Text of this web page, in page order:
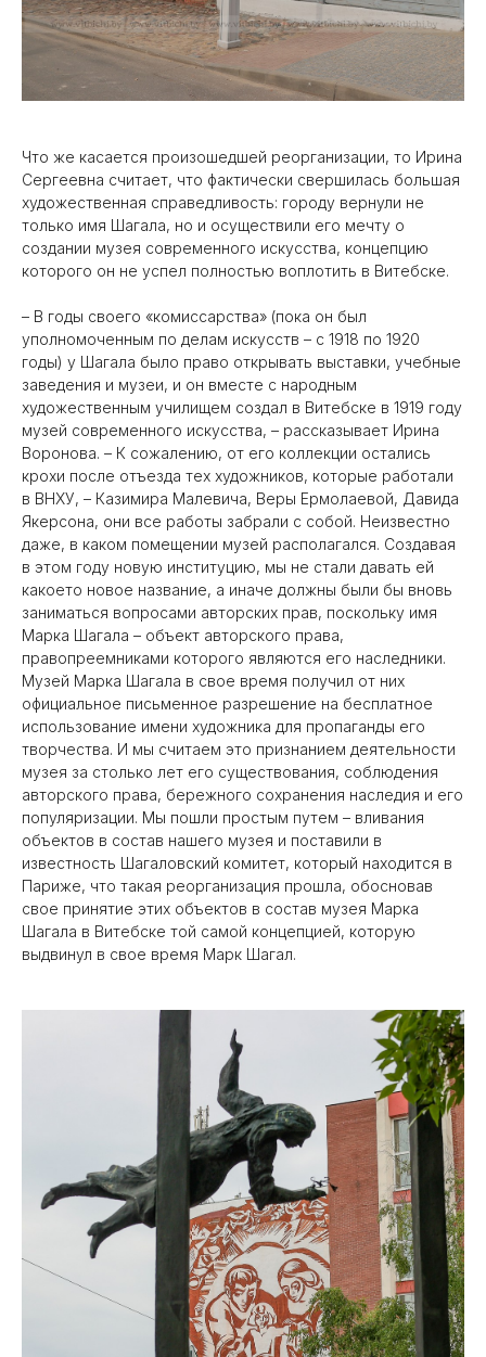
Что же касается произошедшей реорганизации, то Ирина
Сергеевна считает, что фактически свершилась большая
художественная справедливость: городу вернули не
только имя Шагала, но и осуществили его мечту о
создании музея современного искусства, концепцию
которого он не успел полностью воплотить в Витебске.
– В годы своего «комиссарства» (пока он был
уполномоченным по делам искусств – с 1918 по 1920
годы) у Шагала было право открывать выставки, учебные
заведения и музеи, и он вместе с народным
художественным училищем создал в Витебске в 1919 году
музей современного искусства, – рассказывает Ирина
Воронова. – К сожалению, от его коллекции остались
крохи после отъезда тех художников, которые работали
в ВНХУ, – Казимира Малевича, Веры Ермолаевой, Давида
Якерсона, они все работы забрали с собой. Неизвестно
даже, в каком помещении музей располагался. Создавая
в этом году новую институцию, мы не стали давать ей
какоето новое название, а иначе должны были бы вновь
заниматься вопросами авторских прав, поскольку имя
Марка Шагала – объект авторского права,
правопреемниками которого являются его наследники.
Музей Марка Шагала в свое время получил от них
официальное письменное разрешение на бесплатное
использование имени художника для пропаганды его
творчества. И мы считаем это признанием деятельности
музея за столько лет его существования, соблюдения
авторского права, бережного сохранения наследия и его
популяризации. Мы пошли простым путем – вливания
объектов в состав нашего музея и поставили в
известность Шагаловский комитет, который находится в
Париже, что такая реорганизация прошла, обосновав
свое принятие этих объектов в состав музея Марка
Шагала в Витебске той самой концепцией, которую
выдвинул в свое время Марк Шагал.